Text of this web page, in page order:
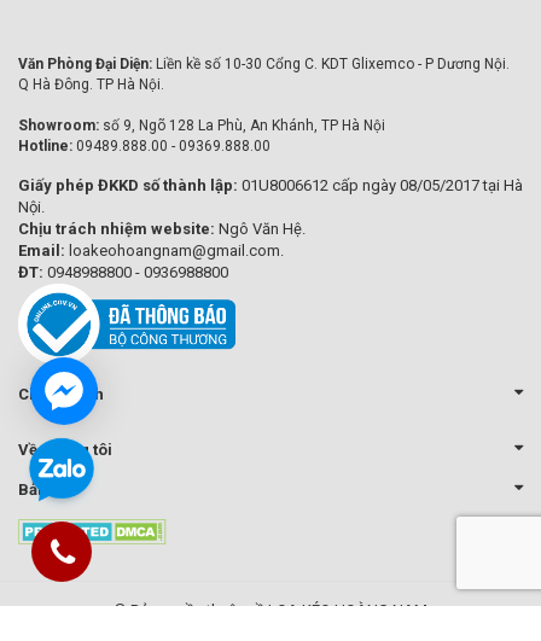
Văn Phòng Đại Diện: Liền kề số 10-30 Cổng C. KDT Glixemco - P Dương Nội.
Q Hà Đông. TP Hà Nội.
Showroom: số 9, Ngõ 128 La Phù, An Khánh, TP Hà Nội
Hotline: 09489.888.00 - 09369.888.00
Giấy phép ĐKKD số thành lập: 01U8006612 cấp ngày 08/05/2017 tại Hà
Nội.
Chịu trách nhiệm website: Ngô Văn Hệ.
Email: loakeohoangnam@gmail.com.
ĐT: 0948988800 - 0936988800
Chính sách
Về chúng tôi
Bản đồ
© Bản quyền thuộc về LOA KÉO HOÀNG NAM